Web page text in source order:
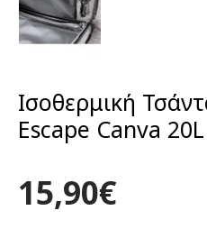
Ισοθερμική
Escape Canva
15,90€